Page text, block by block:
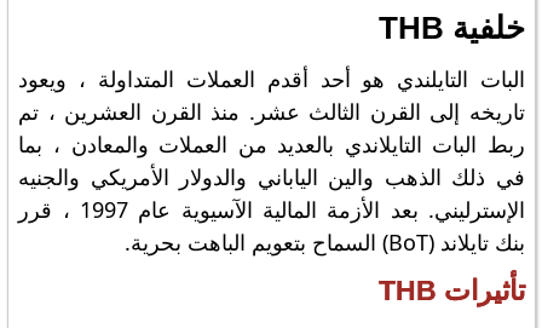
خلفية THB
البات التايلندي هو أحد أقدم العملات المتداولة ، ويعود
تاريخه إلى القرن الثالث عشر. منذ القرن العشرين ، تم
ربط البات التايلاندي بالعديد من العملات والمعادن ، بما
في ذلك الذهب والين الياباني والدولار الأمريكي والجنيه
الإسترليني. بعد الأزمة المالية الآسيوية عام 1997 ، قرر
بنك تايلاند (BoT) السماح بتعويم الباهت بحرية.
تأثيرات THB